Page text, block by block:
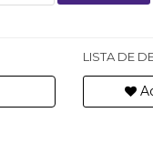
LISTA DE